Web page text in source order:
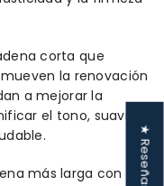
corta que
la renovación
a mejorar la
el tono, suavizar
más larga con
★ Reseñas